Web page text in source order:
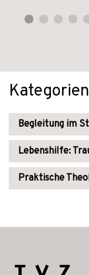
Kategorien
Begleitung im
Lebenshilfe:
Praktische